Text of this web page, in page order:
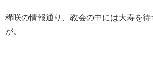
稀咲の情報通り、教会の中には大寿を
が。